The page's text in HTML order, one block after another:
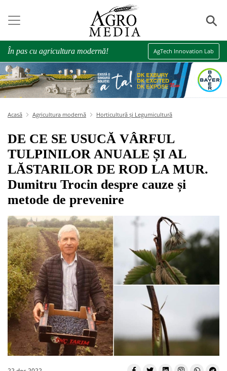
⚲
În pas cu agricultura modernă! AgTech Innovation Lab
Acasă Agricultura modernă Horticultură și Legumicultură
DE CE SE USUCĂ VÂRFUL
TULPINILOR ANUALE ȘI AL
LĂSTARILOR DE ROD LA MUR.
Dumitru Trocin despre cauze și
metode de prevenire